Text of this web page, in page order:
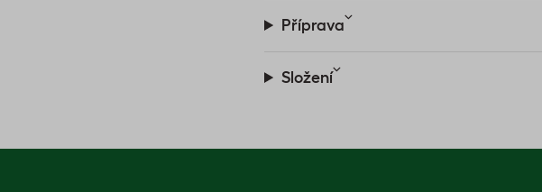
Příprava
Složení